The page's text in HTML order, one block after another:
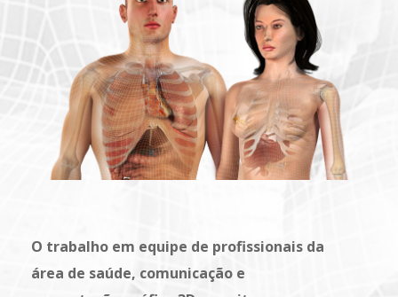
O trabalho em equipe de profissionais da
área de saúde, comunicação e